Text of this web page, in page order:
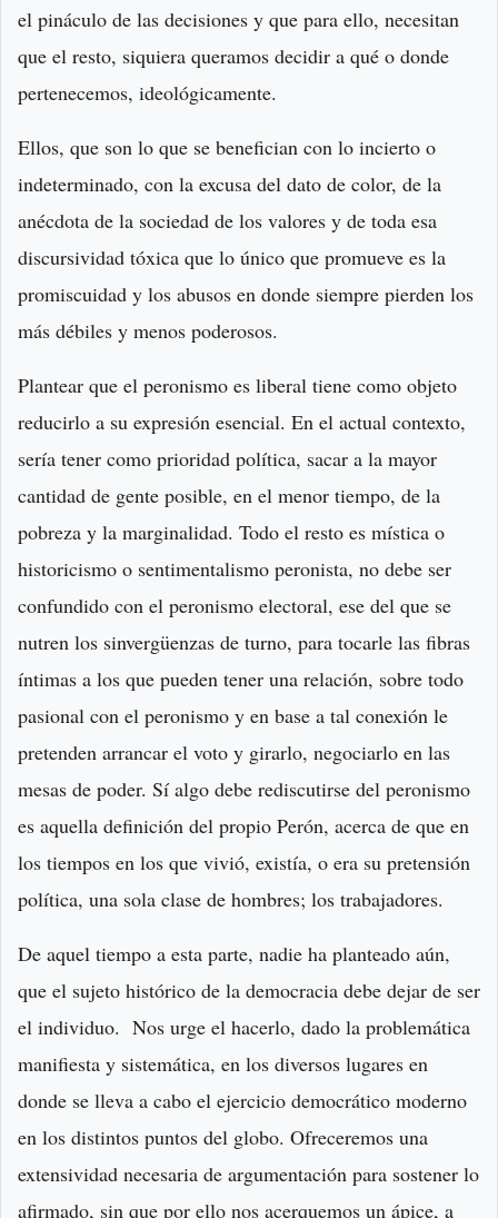
el pináculo de las decisiones y que para ello, necesitan
que el resto, siquiera queramos decidir a qué o donde
pertenecemos, ideológicamente.
Ellos, que son lo que se benefician con lo incierto o
indeterminado, con la excusa del dato de color, de la
anécdota de la sociedad de los valores y de toda esa
discursividad tóxica que lo único que promueve es la
promiscuidad y los abusos en donde siempre pierden los
más débiles y menos poderosos.
Plantear que el peronismo es liberal tiene como objeto
reducirlo a su expresión esencial. En el actual contexto,
sería tener como prioridad política, sacar a la mayor
cantidad de gente posible, en el menor tiempo, de la
pobreza y la marginalidad. Todo el resto es mística o
historicismo o sentimentalismo peronista, no debe ser
confundido con el peronismo electoral, ese del que se
nutren los sinvergüenzas de turno, para tocarle las fibras
íntimas a los que pueden tener una relación, sobre todo
pasional con el peronismo y en base a tal conexión le
pretenden arrancar el voto y girarlo, negociarlo en las
mesas de poder. Sí algo debe rediscutirse del peronismo
es aquella definición del propio Perón, acerca de que en
los tiempos en los que vivió, existía, o era su pretensión
política, una sola clase de hombres; los trabajadores.
De aquel tiempo a esta parte, nadie ha planteado aún,
que el sujeto histórico de la democracia debe dejar de ser
el individuo. Nos urge el hacerlo, dado la problemática
manifiesta y sistemática, en los diversos lugares en
donde se lleva a cabo el ejercicio democrático moderno
en los distintos puntos del globo. Ofreceremos una
extensividad necesaria de argumentación para sostener lo
afirmado, sin que por ello nos acerquemos un ápice, a